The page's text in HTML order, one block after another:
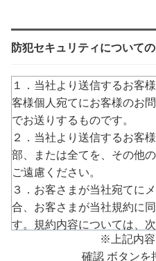
防犯セキュリティについて
１．当社より送信するお客
客様個人宛てにお客様のお
でお送りするものです。
２．当社より送信するお客
部、または全てを、その他
ご遠慮ください。
３．お客さまが当社宛てに
合、お客さまが当社規約に
す。規約内容については、
https://
※上記内容
確認 ボタンを